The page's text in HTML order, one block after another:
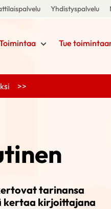
Yhdistyspalvelu
Tue
>>
tarinansa
kertaa kirjoittajana